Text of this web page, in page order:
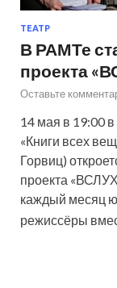
ТЕАТР
В РАМТе
проекта
Оставьте
14 мая в 19:00
«Книги всех
Горвиц)
проекта
каждый месяц
режиссёры